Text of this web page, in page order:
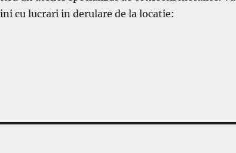
cu lucrari in derulare de la locatie: